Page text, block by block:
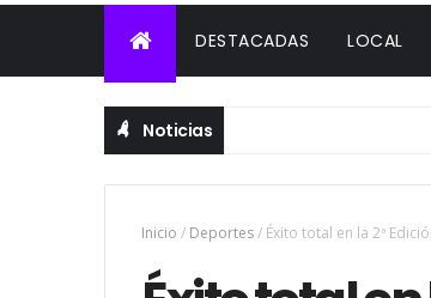
DESTACADAS LOCAL
Noticias
Inicio / Deportes/ Éxito total en la 2ª